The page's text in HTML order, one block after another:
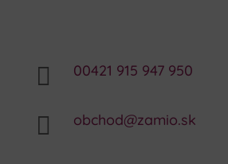
 00421 915 947 950
 obchod@zamio.sk